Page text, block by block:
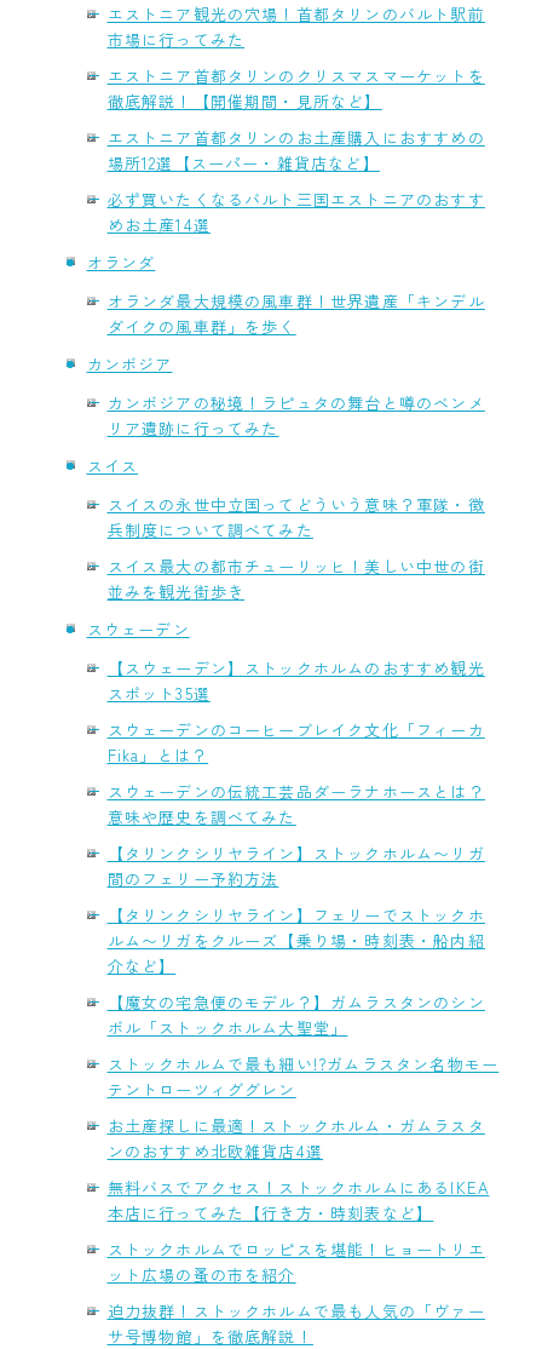
エストニア観光の穴場！首都タリンのバルト駅前
市場に行ってみた
エストニア首都タリンのクリスマスマーケットを
徹底解説！【開催期間・見所など】
エストニア首都タリンのお土産購入におすすめの
場所12選【スーパー・雑貨店など】
必ず買いたくなるバルト三国エストニアのおすす
めお土産14選
オランダ
オランダ最大規模の風車群！世界遺産「キンデル
ダイクの風車群」を歩く
カンボジア
カンボジアの秘境！ラピュタの舞台と噂のベンメ
リア遺跡に行ってみた
スイス
スイスの永世中立国ってどういう意味？軍隊・徴
兵制度について調べてみた
スイス最大の都市チューリッヒ！美しい中世の街
並みを観光街歩き
スウェーデン
【スウェーデン】ストックホルムのおすすめ観光
スポット35選
スウェーデンのコーヒーブレイク文化「フィーカ
Fika」とは？
スウェーデンの伝統工芸品ダーラナホースとは？
意味や歴史を調べてみた
【タリンクシリヤライン】ストックホルム〜リガ
間のフェリー予約方法
【タリンクシリヤライン】フェリーでストックホ
ルム〜リガをクルーズ【乗り場・時刻表・船内紹
介など】
【魔女の宅急便のモデル？】ガムラスタンのシン
ボル「ストックホルム大聖堂」
ストックホルムで最も細い!?ガムラスタン名物モー
テントローツィググレン
お土産探しに最適！ストックホルム・ガムラスタ
ンのおすすめ北欧雑貨店4選
無料バスでアクセス！ストックホルムにあるIKEA
本店に行ってみた【行き方・時刻表など】
ストックホルムでロッピスを堪能！ヒョートリエ
ット広場の蚤の市を紹介
迫力抜群！ストックホルムで最も人気の「ヴァー
サ号博物館」を徹底解説！